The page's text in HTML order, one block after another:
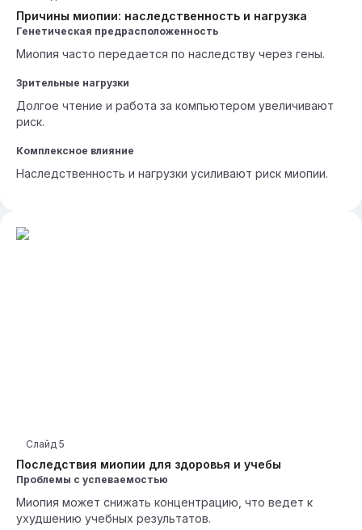
Причины миопии: наследственность и нагрузка
Генетическая предрасположенность
Миопия часто передается по наследству через гены.
Зрительные нагрузки
Долгое чтение и работа за компьютером увеличивают
риск.
Комплексное влияние
Наследственность и нагрузки усиливают риск миопии.
Последствия миопии для здоровья и учебы
Слайд 5
Проблемы с успеваемостью
Миопия может снижать концентрацию, что ведет к
ухудшению учебных результатов.